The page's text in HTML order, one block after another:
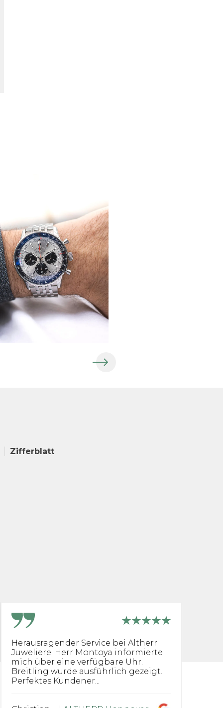
Zifferblatt
Herausragender Service bei Altherr
Juweliere. Herr Montoya informierte
mich über eine verfügbare Uhr.
Breitling wurde ausführlich gezeigt.
Perfektes Kundener...